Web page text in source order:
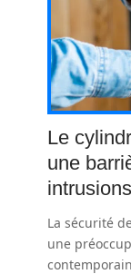
Le
une
intrusions
La sécurité
une